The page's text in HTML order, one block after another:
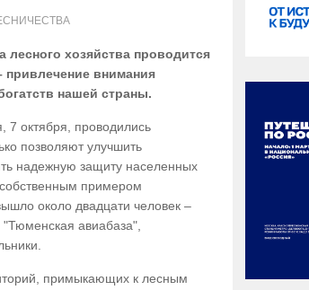
хозяйства проводится
привлечение внимания
нашей страны.
7 октября, проводились
позволяют улучшить
надежную защиту населенных
примером
около двадцати человек –
авиабаза",
примыкающих к лесным